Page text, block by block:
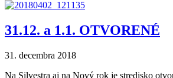
31.12. a 1.1. OTVORENÉ
31. decembra 2018
Na Silvestra aj na Nový rok je stredisko